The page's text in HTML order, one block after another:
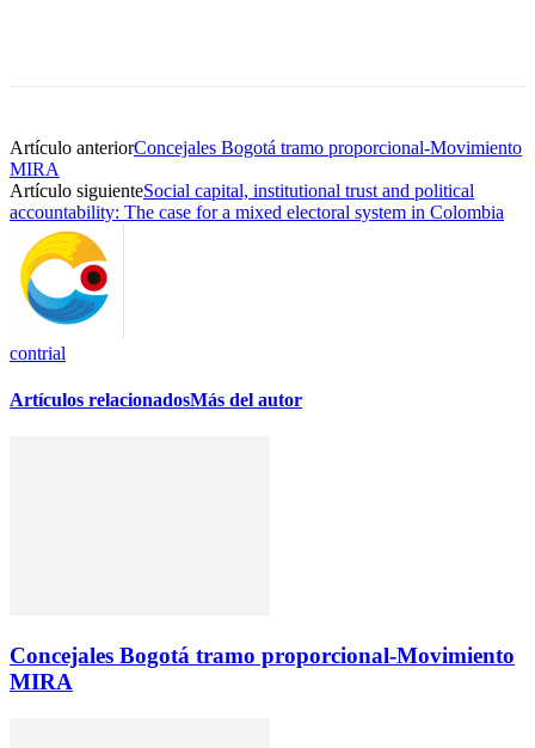
Artículo anteriorConcejales Bogotá tramo proporcional-Movimiento
MIRA
Artículo siguienteSocial capital, institutional trust and political
accountability: The case for a mixed electoral system in Colombia
contrial
Artículos relacionadosMás del autor
Concejales Bogotá tramo proporcional-Movimiento
MIRA